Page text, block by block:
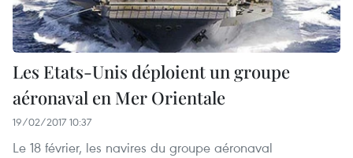
Les Etats-Unis déploient un groupe
aéronaval en Mer Orientale
19/02/2017 10:37
Le 18 février, les navires du groupe aéronaval